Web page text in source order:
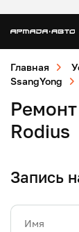
Главная
SsangYong
Rodius
Запись
Имя